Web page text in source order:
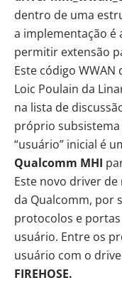
dentro de uma
a implementação é
permitir extensão
Este código
Loic Poulain da
na lista de
próprio
“usuário” inicial é
Qualcomm MHI
Este novo driver de
da Qualcomm, por
protocolos e
usuário. Entre os
usuário com o
FIREHOSE.